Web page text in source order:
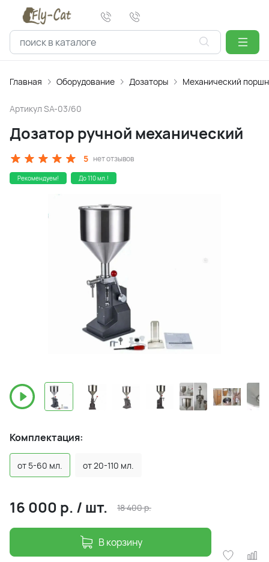
Главная Оборудование Дозаторы Механический
Артикул SA-03/60
Дозатор ручной механический
5 нет отзывов
Рекомендуем! До 110 мл.!
Комплектация:
от 5-60 мл. от 20-110 мл.
16 000 р. / шт. 18 400р.
В корзину